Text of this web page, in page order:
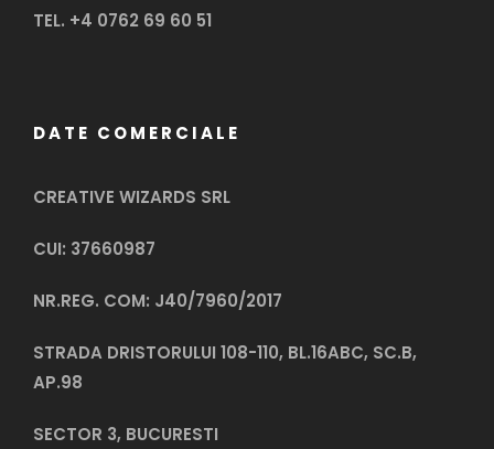
TEL. +4 0762 69 60 51
DATE COMERCIALE
CREATIVE WIZARDS SRL
CUI: 37660987
NR.REG. COM: J40/7960/2017
STRADA DRISTORULUI 108-110, BL.16ABC, SC.B,
AP.98
SECTOR 3, BUCURESTI